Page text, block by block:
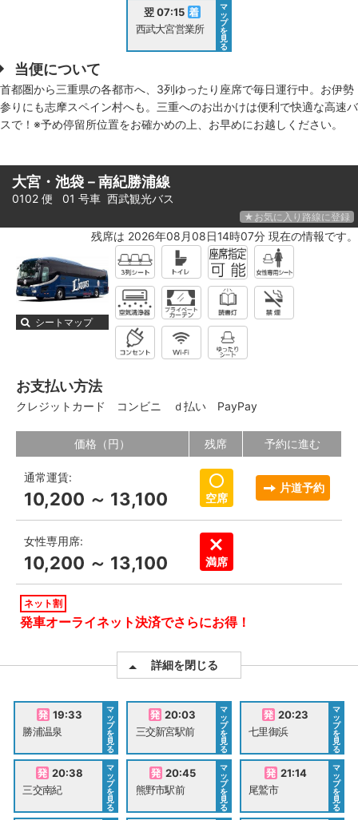
翌 07:15
西武大宮営業所
マ
ッ
プ
を
見
る
当便について
首都圏から三重県の各都市へ、3列ゆったり座席で毎日運行中。お伊勢
参りにも志摩スペイン村へも。三重へのお出かけは便利で快適な高速バ
スで！※予め停留所位置をお確かめの上、お早めにお越しください。
大宮・池袋－南紀勝浦線
0102 便 01 号車 西武観光バス
★お気に入り路線に登録
残席は 2026年08月08日14時07分 現在の情報です。
シートマップ
お支払い方法
クレジットカード コンビニ ｄ払い PayPay
価格（円） 残席 予約に進む
通常運賃:
10,200 ～ 13,100 空席
片道予約
女性専用席:
10,200 ～ 13,100 満席
ネット割
発車オーライネット決済でさらにお得！
詳細を閉じる
19:33
勝浦温泉
マ
ッ
プ
を
見
る
20:03
三交新宮駅前
マ
ッ
プ
を
見
る
20:23
七里御浜
マ
ッ
プ
を
見
る
20:38
三交南紀
マ
ッ
プ
を
見
る
20:45
熊野市駅前
マ
ッ
プ
を
見
る
21:14
尾鷲市
マ
ッ
プ
を
見
る